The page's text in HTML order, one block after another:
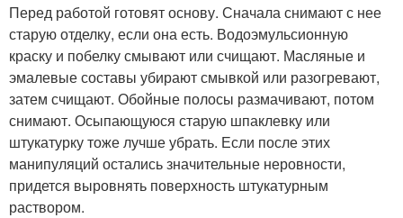
Перед работой готовят основу. Сначала снимают с нее
старую отделку, если она есть. Водоэмульсионную
краску и побелку смывают или счищают. Масляные и
эмалевые составы убирают смывкой или разогревают,
затем счищают. Обойные полосы размачивают, потом
снимают. Осыпающуюся старую шпаклевку или
штукатурку тоже лучше убрать. Если после этих
манипуляций остались значительные неровности,
придется выровнять поверхность штукатурным
раствором.